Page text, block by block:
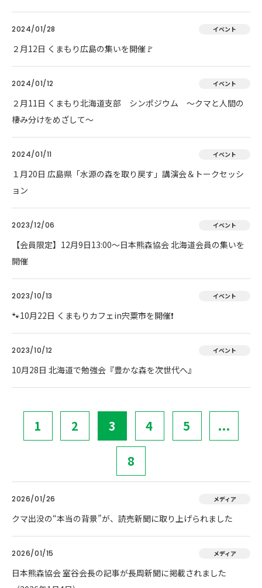
2024/01/28 イベント
２月12日 くまもり広島の集いを開催🚩
2024/01/12 イベント
２月11日 くまもり北海道支部 シンポジウム ～クマと人間の
棲み分けをめざして～
2024/01/11 イベント
１月20日 広島県「水源の森を取り戻す」講演会＆トークセッシ
ョン
2023/12/06 イベント
【会員限定】12月9日13:00～日本熊森協会 北海道会員の集いを
開催
2023/10/13 イベント
🐾10月22日 くまもりカフェin宍粟市を開催❗
2023/10/12 イベント
10月28日 北海道で勉強会『豊かな森を次世代へ』
1 2 3 4 5 ...
8
2026/01/26 メディア
クマ出没の“本当の背景”が、読売新聞に取り上げられました
2026/01/15 メディア
日本熊森協会 室谷会長の記事が長周新聞に掲載されました